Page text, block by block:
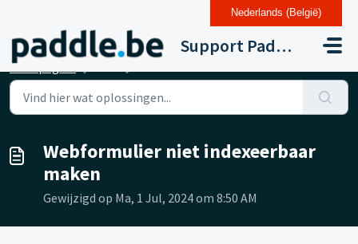
Doorgaan naar hoofdinhoud
Support Paddle Drupal 11
Startpagina
Webformulier niet indexeerbaar
maken
Gewijzigd op Ma, 1 Jul, 2024 om 8:50 AM
Nederlands (België)